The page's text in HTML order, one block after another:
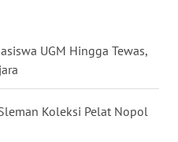
UGM Hingga Tewas,
Koleksi Pelat Nopol